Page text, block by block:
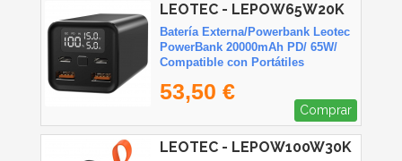
LEOTEC - LEPOW65W20K
Batería Externa/Powerbank Leotec
PowerBank 20000mAh PD/ 65W/
Compatible con Portátiles
53,50 €
Comprar
LEOTEC - LEPOW100W30K